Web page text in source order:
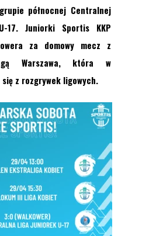
północnej Centralnej
17. Juniorki Sportis KKP
za domowy mecz z
Warszawa, która w
z rozgrywek ligowych.